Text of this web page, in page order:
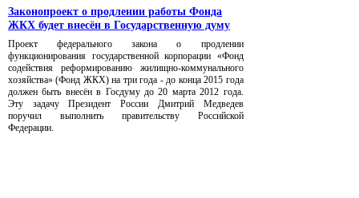
Законопроект о продлении работы Фонда
ЖКХ будет внесён в Государственную думу
Проект федерального закона о продлении
функционирования государственной корпорации «Фонд
содействия реформированию жилищно-коммунального
хозяйства» (Фонд ЖКХ) на три года - до конца 2015 года
должен быть внесён в Госдуму до 20 марта 2012 года.
Эту задачу Президент России Дмитрий Медведев
поручил выполнить правительству Российской
Федерации.